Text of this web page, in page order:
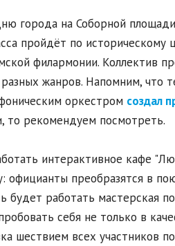
города на Соборной площади
пройдёт по историческому
филармонии. Коллектив
жанров. Напомним, что
оркестром создал
то рекомендуем посмотреть.
интерактивное кафе
официанты преобразятся в
будет работать мастерская
себя не только в
шествием всех участников